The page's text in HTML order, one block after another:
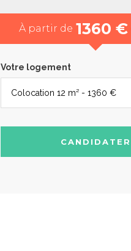
À partir de 1360 €
Votre logement
CANDIDATER